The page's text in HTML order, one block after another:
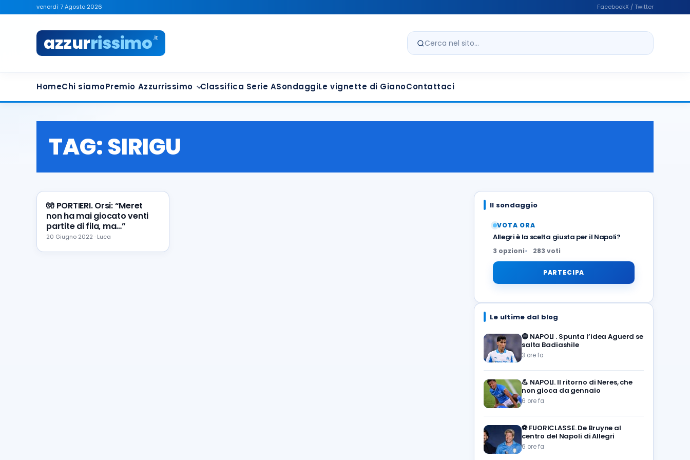
venerdì 7 Agosto 2026 FacebookX / Twitter
azzurrissimo.it
Cerca nel sito
HomeChi siamoPremio Azzurrissimo Classifica Serie ASondaggiLe vignette di GianoContattaci
TAG:SIRIGU
🧤 PORTIERI. Orsi: “Meret
non ha mai giocato venti
partite di fila, ma…”
20 Giugno 2022 · Luca
Il sondaggio
VOTA ORA
Allegri è la scelta giusta per il Napoli?
3 opzioni 283 voti
PARTECIPA
Le ultime dal blog
🔵 NAPOLI . Spunta l’idea Aguerd se
salta Badiashile
3 ore fa
💪 NAPOLI. Il ritorno di Neres, che
non gioca da gennaio
6 ore fa
⚽️ FUORICLASSE. De Bruyne al
centro del Napoli di Allegri
6 ore fa